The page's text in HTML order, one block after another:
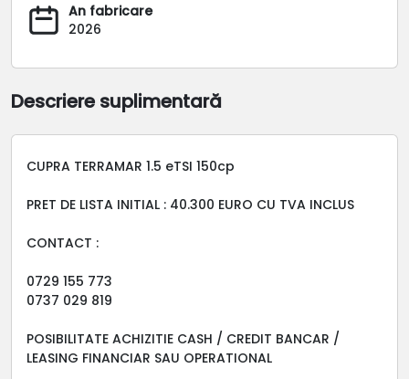
An fabricare
2026
Descriere suplimentară
CUPRA TERRAMAR 1.5 eTSI 150cp
PRET DE LISTA INITIAL : 40.300 EURO CU TVA INCLUS
CONTACT :
0729 155 773
0737 029 819
POSIBILITATE ACHIZITIE CASH / CREDIT BANCAR /
LEASING FINANCIAR SAU OPERATIONAL